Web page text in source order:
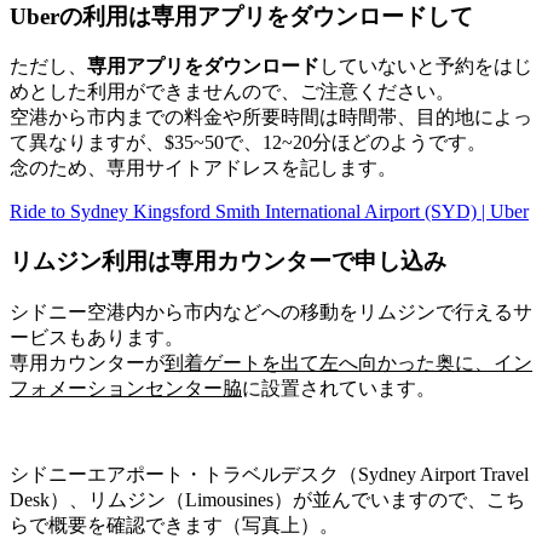
Uberの利用は専用アプリをダウンロードして
ただし、 専用アプリをダウンロード していないと予約をはじ
めとした利用ができませんので、ご注意ください。
空港から市内までの料金や所要時間は時間帯、目的地によっ
て異なりますが、$35~50で、12~20分ほどのようです。
念のため、専用サイトアドレスを記します。
Ride to Sydney Kingsford Smith International Airport (SYD) | Uber
リムジン利用は専用カウンターで申し込み
シドニー空港内から市内などへの移動を リムジンで行えるサ
ービスもあります。
専用カウンターが到着ゲートを出て左へ向かった奥に、イン
フォメーションセンター脇に設置されています。
シドニーエアポート・トラベルデスク（Sydney Airport Travel
Desk）、リムジン（Limousines） が並んでいますので、こち
らで概要を確認できます（写真上）。